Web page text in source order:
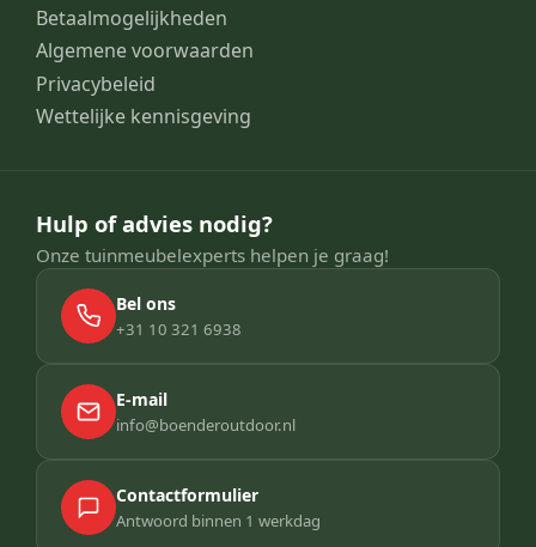
Betaalmogelijkheden
Algemene voorwaarden
Privacybeleid
Wettelijke kennisgeving
Hulp of advies nodig?
Onze tuinmeubelexperts helpen je graag!
Bel ons
+31 10 321 6938
E-mail
info@boenderoutdoor.nl
Contactformulier
Antwoord binnen 1 werkdag